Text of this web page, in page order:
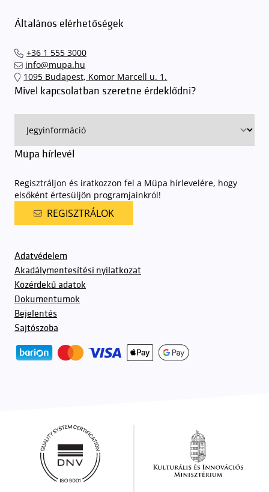
Általános elérhetőségek
+36 1 555 3000
info@mupa.hu
1095 Budapest, Komor Marcell u. 1.
Mivel kapcsolatban szeretne érdeklődni?
Müpa hírlevél
Regisztráljon és iratkozzon fel a Müpa hírlevelére, hogy
elsőként értesüljön programjainkról!
REGISZTRÁLOK
Adatvédelem
Akadálymentesítési nyilatkozat
Közérdekű adatok
Dokumentumok
Bejelentés
Sajtószoba